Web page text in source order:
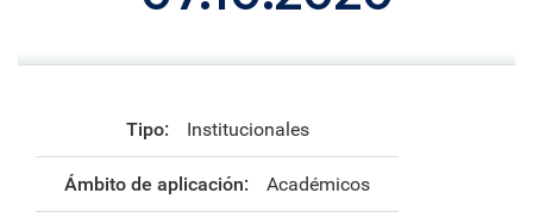
Tipo: Institucionales
Ámbito de aplicación: Académicos